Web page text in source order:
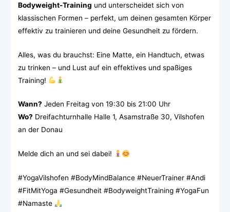
Bodyweight-Training und unterscheidet sich von
klassischen Formen – perfekt, um deinen gesamten Körper
effektiv zu trainieren und deine Gesundheit zu fördern.
Alles, was du brauchst: Eine Matte, ein Handtuch, etwas
zu trinken – und Lust auf ein effektives und spaßiges
Training!
Wann? Jeden Freitag von 19:30 bis 21:00 Uhr
Wo? Dreifachturnhalle Halle 1, Asamstraße 30, Vilshofen
an der Donau
Melde dich an und sei dabei!
#YogaVilshofen #BodyMindBalance #NeuerTrainer #Andi
#FitMitYoga #Gesundheit #BodyweightTraining #YogaFun
#Namaste